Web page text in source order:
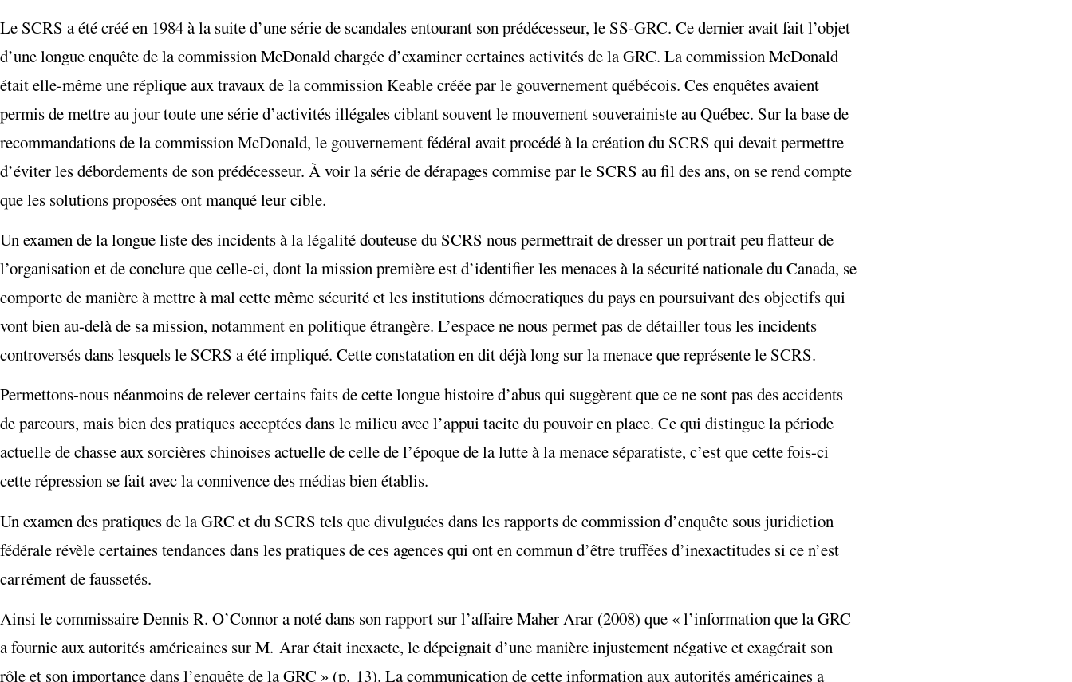
Le SCRS a été créé en 1984 à la suite d’une série de scandales entourant son prédécesseur, le SS-GRC. Ce dernier avait fait l’objet
d’une longue enquête de la commission McDonald chargée d’examiner certaines activités de la GRC. La commission McDonald
était elle-même une réplique aux travaux de la commission Keable créée par le gouvernement québécois. Ces enquêtes avaient
permis de mettre au jour toute une série d’activités illégales ciblant souvent le mouvement souverainiste au Québec. Sur la base de
recommandations de la commission McDonald, le gouvernement fédéral avait procédé à la création du SCRS qui devait permettre
d’éviter les débordements de son prédécesseur. À voir la série de dérapages commise par le SCRS au fil des ans, on se rend compte
que les solutions proposées ont manqué leur cible.
Un examen de la longue liste des incidents à la légalité douteuse du SCRS nous permettrait de dresser un portrait peu flatteur de
l’organisation et de conclure que celle-ci, dont la mission première est d’identifier les menaces à la sécurité nationale du Canada, se
comporte de manière à mettre à mal cette même sécurité et les institutions démocratiques du pays en poursuivant des objectifs qui
vont bien au-delà de sa mission, notamment en politique étrangère. L’espace ne nous permet pas de détailler tous les incidents
controversés dans lesquels le SCRS a été impliqué. Cette constatation en dit déjà long sur la menace que représente le SCRS.
Permettons-nous néanmoins de relever certains faits de cette longue histoire d’abus qui suggèrent que ce ne sont pas des accidents
de parcours, mais bien des pratiques acceptées dans le milieu avec l’appui tacite du pouvoir en place. Ce qui distingue la période
actuelle de chasse aux sorcières chinoises actuelle de celle de l’époque de la lutte à la menace séparatiste, c’est que cette fois-ci
cette répression se fait avec la connivence des médias bien établis.
Un examen des pratiques de la GRC et du SCRS tels que divulguées dans les rapports de commission d’enquête sous juridiction
fédérale révèle certaines tendances dans les pratiques de ces agences qui ont en commun d’être truffées d’inexactitudes si ce n’est
carrément de faussetés.
Ainsi le commissaire Dennis R. O’Connor a noté dans son rapport sur l’affaire Maher Arar (2008) que « l’information que la GRC
a fournie aux autorités américaines sur M. Arar était inexacte, le dépeignait d’une manière injustement négative et exagérait son
rôle et son importance dans l’enquête de la GRC » (p. 13). La communication de cette information aux autorités américaines a